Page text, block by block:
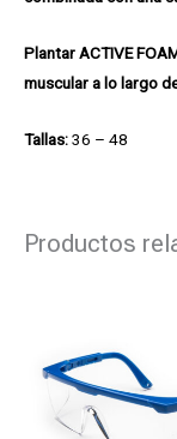
Plantar ACTIVE
muscular a lo largo
Tallas:36 – 48
Productos